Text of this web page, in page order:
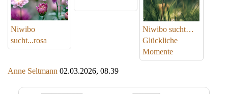
Niwibo
sucht...rosa
Niwibo sucht…
Glückliche
Momente
Anne Seltmann 02.03.2026, 08.39